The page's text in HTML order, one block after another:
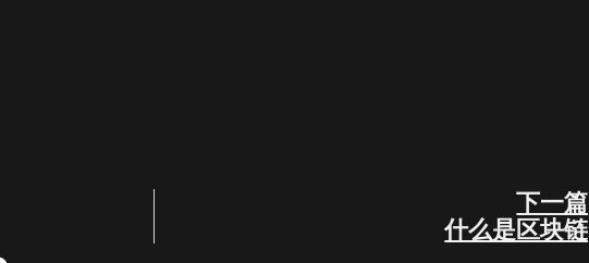
下一篇
什么是区块链